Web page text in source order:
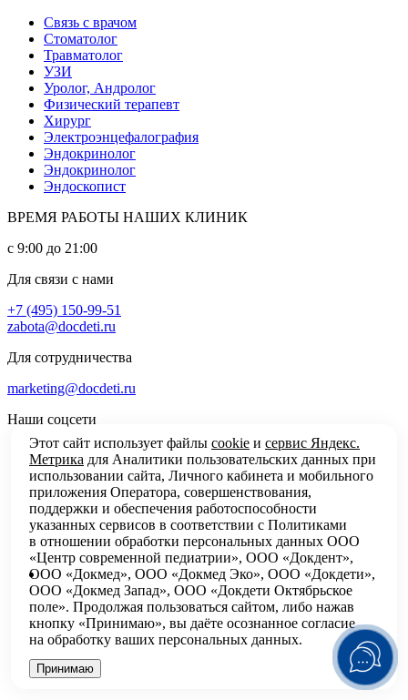
Связь с врачом
Стоматолог
Травматолог
УЗИ
Уролог, Андролог
Физический терапевт
Хирург
Электроэнцефалография
Эндокринолог
Эндокринолог
Эндоскопист
ВРЕМЯ РАБОТЫ НАШИХ КЛИНИК
с 9:00 до 21:00
Для связи с нами
+7 (495) 150-99-51
zabota@docdeti.ru
Для сотрудничества
marketing@docdeti.ru
Наши соцсети
Этот сайт использует файлы cookie и сервис Яндекс.
Метрика для Аналитики пользовательских данных при
использовании сайта, Личного кабинета и мобильного
приложения Оператора, совершенствования,
поддержки и обеспечения работоспособности
указанных сервисов в соответствии с Политиками
в отношении обработки персональных данных ООО
«Центр современной педиатрии», ООО «Докдент»,
ООО «Докмед», ООО «Докмед Эко», ООО «Докдети»,
ООО «Докмед Запад», ООО «Докдети Октябрьское
поле». Продолжая пользоваться сайтом, либо нажав
кнопку «Принимаю», вы даёте осознанное согласие
на обработку ваших персональных данных.
Принимаю